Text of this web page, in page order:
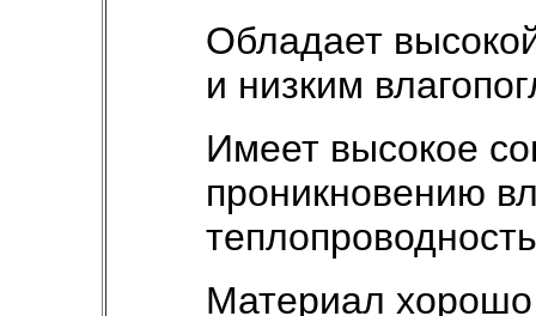
Обладает
и низким
Имеет высокое
проникновению
Материал хорошо